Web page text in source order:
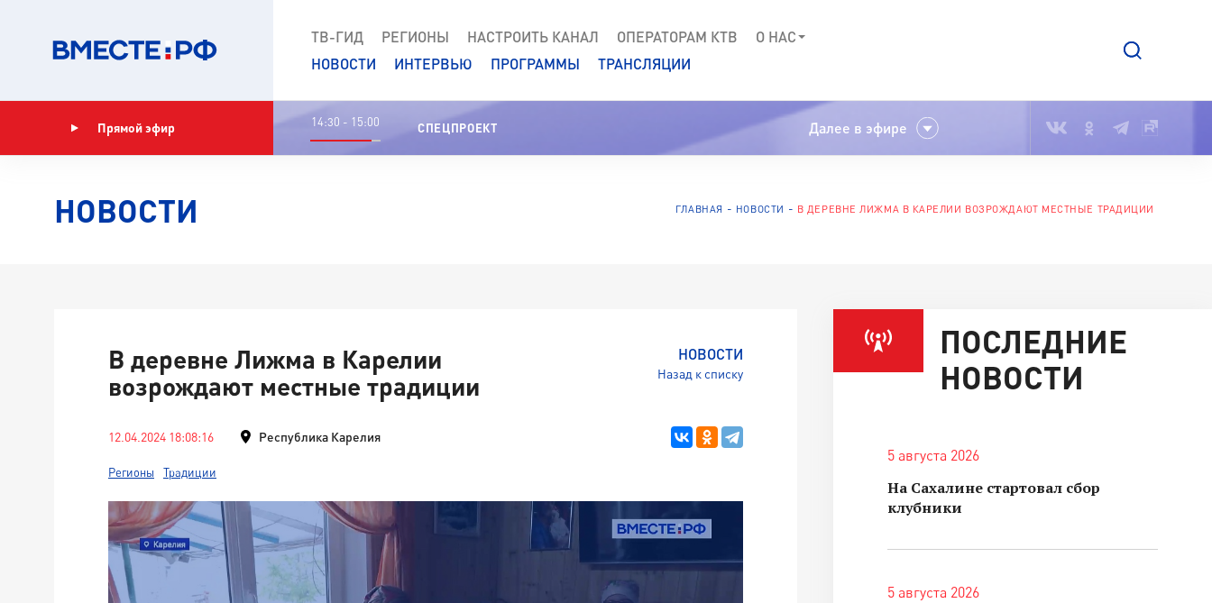
ТВ-ГИД РЕГИОНЫ НАСТРОИТЬ КАНАЛ ОПЕРАТОРАМ КТВ
О НАС
НОВОСТИ
ИНТЕРВЬЮ ПРОГРАММЫ ТРАНСЛЯЦИИ
Прямой эфир 14:30 - 15:00 СПЕЦПРОЕКТ Далее в эфире
НОВОСТИ ГЛАВНАЯ НОВОСТИ В ДЕРЕВНЕ ЛИЖМА В КАРЕЛИИ ВОЗРОЖДАЮТ МЕСТНЫЕ ТРАДИЦИИ
НОВОСТИ
Назад к списку
В деревне Лижма в Карелии
возрождают местные традиции
12.04.2024 18:08:16 Республика Карелия
Регионы Традиции
ПОСЛЕДНИЕ
НОВОСТИ
5 августа 2026
На Сахалине стартовал сбор
клубники
5 августа 2026